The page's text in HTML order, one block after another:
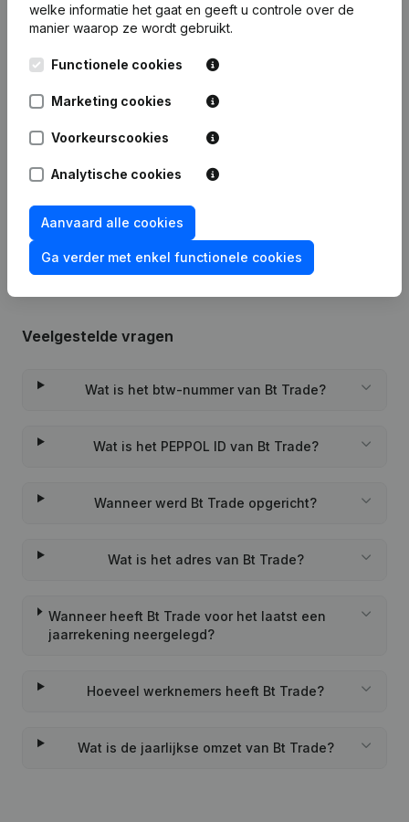
Publicaties van Bt Trade
Datum Publicatie
17-02-2023
Rechtspersoon, Opening Bijkantoor,
enz...)
Veelgestelde vragen
Wat is het btw-nummer van Bt Trade?
Wat is het PEPPOL ID van Bt Trade?
Wanneer werd Bt Trade opgericht?
Wat is het adres van Bt Trade?
Wanneer heeft Bt Trade voor het laatst een
jaarrekening neergelegd?
Hoeveel werknemers heeft Bt Trade?
Wat is de jaarlijkse omzet van Bt Trade?
welke informatie het gaat en geeft u controle over de
manier waarop ze wordt gebruikt.
Functionele cookies
Marketing cookies
Voorkeurscookies
Analytische cookies
Aanvaard alle cookies
Ga verder met enkel functionele cookies